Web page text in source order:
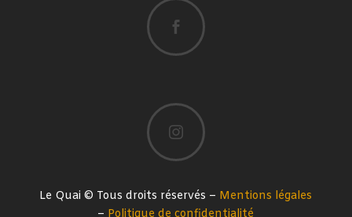


Le Quai © Tous droits réservés – Mentions légales